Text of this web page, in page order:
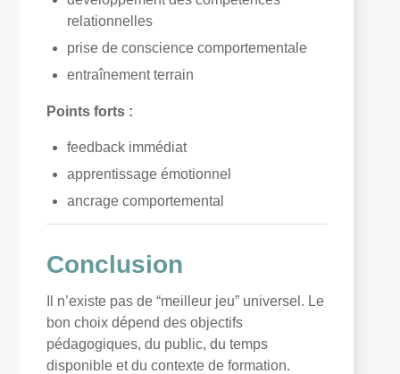
relationnelles
prise de conscience comportementale
entraînement terrain
Points forts :
feedback immédiat
apprentissage émotionnel
ancrage comportemental
Conclusion
Il n’existe pas de “meilleur jeu” universel. Le
bon choix dépend des objectifs
pédagogiques, du public, du temps
disponible et du contexte de formation.